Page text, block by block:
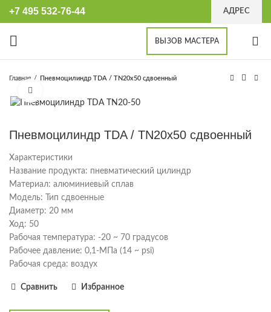
+7 495 532-76-44 АДРЕС
ВЫЗОВ МАСТЕРА
Главная Пневмоцилиндр TDA / TN20x50 сдвоенный
Пневмоцилиндр TDA / TN20x50 сдвоенный
Характеристики
Название продукта: пневматический цилиндр
Материал: алюминиевый сплав
Модель: Тип сдвоенные
Диаметр: 20 мм
Ход: 50
Рабочая температура: -20 ~ 70 градусов
Рабочее давление: 0,1-МПа (14 ~ psi)
Рабочая среда: воздух
Сравнить Избранное